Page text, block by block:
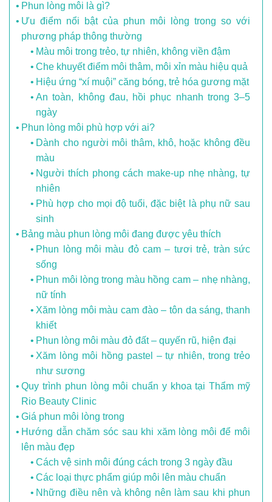
Phun lòng môi là gì?
Ưu điểm nổi bật của phun môi lòng trong so với
phương pháp thông thường
Màu môi trong trẻo, tự nhiên, không viền đậm
Che khuyết điểm môi thâm, môi xỉn màu hiệu quả
Hiệu ứng “xí muội” căng bóng, trẻ hóa gương mặt
An toàn, không đau, hồi phục nhanh trong 3–5
ngày
Phun lòng môi phù hợp với ai?
Dành cho người môi thâm, khô, hoặc không đều
màu
Người thích phong cách make-up nhẹ nhàng, tự
nhiên
Phù hợp cho mọi độ tuổi, đặc biệt là phụ nữ sau
sinh
Bảng màu phun lòng môi đang được yêu thích
Phun lòng môi màu đỏ cam – tươi trẻ, tràn sức
sống
Phun môi lòng trong màu hồng cam – nhẹ nhàng,
nữ tính
Xăm lòng môi màu cam đào – tôn da sáng, thanh
khiết
Phun lòng môi màu đỏ đất – quyến rũ, hiện đại
Xăm lòng môi hồng pastel – tự nhiên, trong trẻo
như sương
Quy trình phun lòng môi chuẩn y khoa tại Thẩm mỹ
Rio Beauty Clinic
Giá phun môi lòng trong
Hướng dẫn chăm sóc sau khi xăm lòng môi để môi
lên màu đẹp
Cách vệ sinh môi đúng cách trong 3 ngày đầu
Các loại thực phẩm giúp môi lên màu chuẩn
Những điều nên và không nên làm sau khi phun